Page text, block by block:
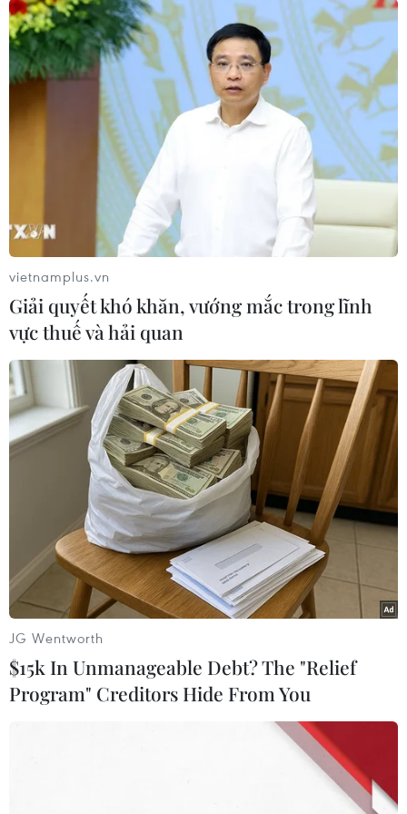
Theo dõi VietnamPlus
TIN LIÊN QUAN
SpaceX lần đầu hạ cánh thành công tên lửa
đẩy Falcon 9 trên biển
09/04/2016 09:09
Lần đầu tiên sau 4 lần thất bại, tên lửa Falcon 9 của
Tập đoàn thám hiểm công nghệ không gian SpaceX -
Mỹ, đã hạ cánh thành công trên biển.
vietnamplus.vn
Giải quyết khó khăn, vướng mắc trong lĩnh
vực thuế và hải quan
JG Wentworth
$15k In Unmanageable Debt? The "Relief
Program" Creditors Hide From You